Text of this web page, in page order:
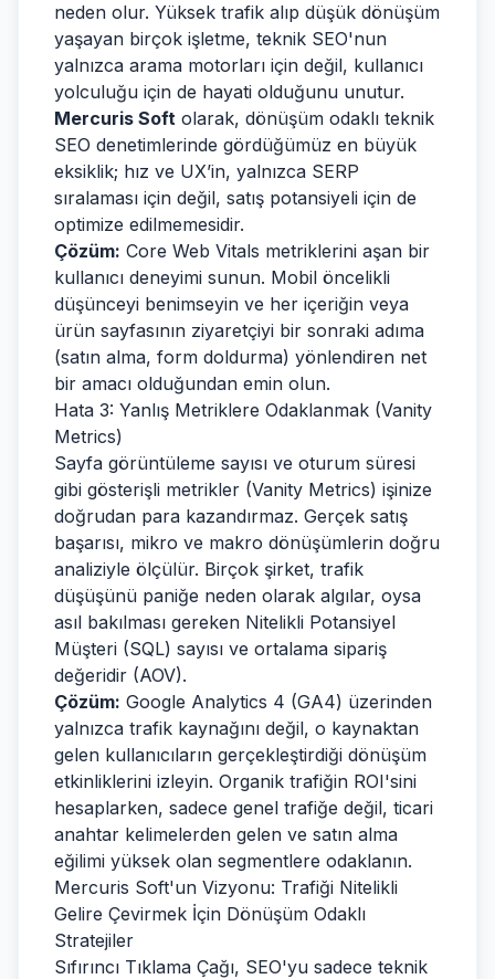
neden olur. Yüksek trafik alıp düşük dönüşüm
yaşayan birçok işletme, teknik SEO'nun
yalnızca arama motorları için değil, kullanıcı
yolculuğu için de hayati olduğunu unutur.
Mercuris Soft olarak, dönüşüm odaklı teknik
SEO denetimlerinde gördüğümüz en büyük
eksiklik; hız ve UX’in, yalnızca SERP
sıralaması için değil, satış potansiyeli için de
optimize edilmemesidir.
Çözüm: Core Web Vitals metriklerini aşan bir
kullanıcı deneyimi sunun. Mobil öncelikli
düşünceyi benimseyin ve her içeriğin veya
ürün sayfasının ziyaretçiyi bir sonraki adıma
(satın alma, form doldurma) yönlendiren net
bir amacı olduğundan emin olun.
Hata 3: Yanlış Metriklere Odaklanmak (Vanity
Metrics)
Sayfa görüntüleme sayısı ve oturum süresi
gibi gösterişli metrikler (Vanity Metrics) işinize
doğrudan para kazandırmaz. Gerçek satış
başarısı, mikro ve makro dönüşümlerin doğru
analiziyle ölçülür. Birçok şirket, trafik
düşüşünü paniğe neden olarak algılar, oysa
asıl bakılması gereken Nitelikli Potansiyel
Müşteri (SQL) sayısı ve ortalama sipariş
değeridir (AOV).
Çözüm: Google Analytics 4 (GA4) üzerinden
yalnızca trafik kaynağını değil, o kaynaktan
gelen kullanıcıların gerçekleştirdiği dönüşüm
etkinliklerini izleyin. Organik trafiğin ROI'sini
hesaplarken, sadece genel trafiğe değil, ticari
anahtar kelimelerden gelen ve satın alma
eğilimi yüksek olan segmentlere odaklanın.
Mercuris Soft'un Vizyonu: Trafiği Nitelikli
Gelire Çevirmek İçin Dönüşüm Odaklı
Stratejiler
Sıfırıncı Tıklama Çağı, SEO'yu sadece teknik